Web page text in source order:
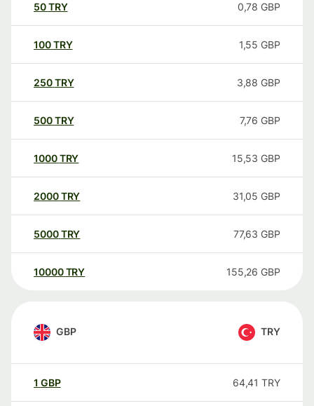
50TRY 0,78 GBP
100TRY 1,55 GBP
250TRY 3,88 GBP
500TRY 7,76 GBP
1000TRY 15,53 GBP
2000TRY 31,05 GBP
5000TRY 77,63 GBP
10000 TRY 155,26 GBP
GBP TRY
1 GBP 64,41 TRY